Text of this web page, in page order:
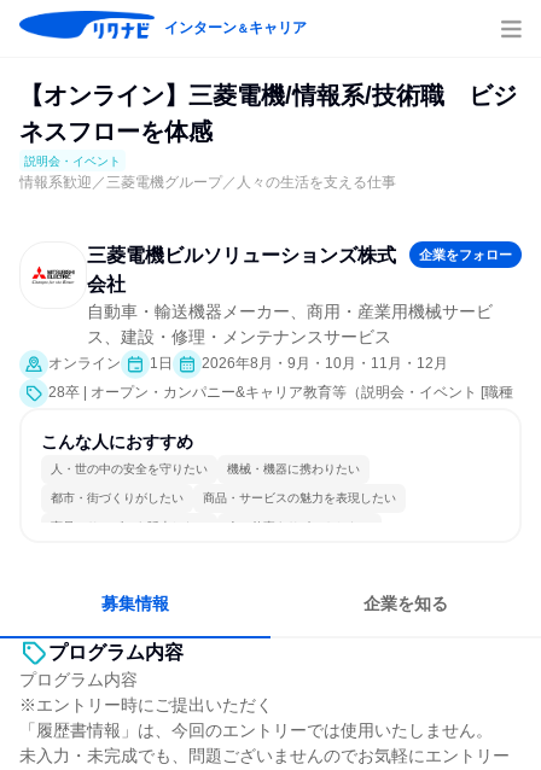
インターン＆キャリア
【オンライン】三菱電機/情報系/技術職 ビジ
ネスフローを体感
説明会・イベント
情報系歓迎／三菱電機グループ／人々の生活を支える仕事
三菱電機ビルソリューションズ株式
会社
企業をフォロー
自動車・輸送機器メーカー、商用・産業用機械サービ
ス、建設・修理・メンテナンスサービス
オンライン 1日
2026年8月・9月・10月・11月・12月
28卒 | オープン・カンパニー&キャリア教育等（説明会・イベント [職種
こんな人におすすめ
人・世の中の安全を守りたい 機械・機器に携わりたい
都市・街づくりがしたい 商品・サービスの魅力を表現したい
商品・サービスを販売したい 人の仕事をサポートしたい
募集情報 企業を知る
プログラム内容
プログラム内容
※エントリー時にご提出いただく
「履歴書情報」は、今回のエントリーでは使用いたしません。
未入力・未完成でも、問題ございませんのでお気軽にエントリー